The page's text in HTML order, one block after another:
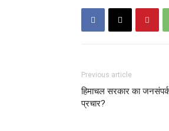
Previous article
हिमाचल सरकार का
प्रचार?